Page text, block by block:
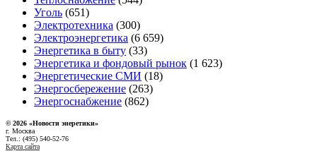
Уголь (651)
Электротехника (300)
Электроэнергетика (6 659)
Энергетика в быту (33)
Энергетика и фондовый рынок (1 623)
Энергетические СМИ (18)
Энергосбережение (263)
Энергоснабжение (862)
© 2026 «Новости энеретики»
г. Москва
Тел.: (495) 540-52-76
Карта сайта